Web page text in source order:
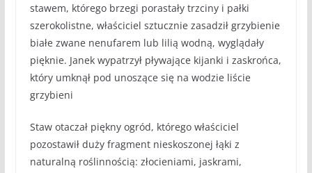
stawem, którego brzegi porastały trzciny i pałki
szerokolistne, właściciel sztucznie zasadził grzybienie
białe zwane nenufarem lub lilią wodną, wyglądały
pięknie. Janek wypatrzył pływające kijanki i zaskrońca,
który umknął pod unoszące się na wodzie liście
grzybieni
Staw otaczał piękny ogród, którego właściciel
pozostawił duży fragment nieskoszonej łąki z
naturalną roślinnością: złocieniami, jaskrami,